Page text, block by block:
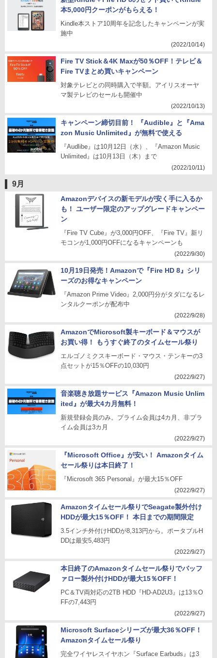
本5,000円クーポンがもらえる！
Kindle本ストア10周年を記念したキャンペーンが実
施中
(2022/10/14)
Fire TV Stick＆4K Maxが50％OFF！テレビ＆
Fire TVまとめ買いキャンペーン
対象テレビとの同時購入で半額。アイリスオーヤ
マ製テレビのセールも開催中
(2022/10/13)
キャンペーン締切目前！ 『Audible』と『Ama
zon Music Unlimited』が無料で使える
『Audlibe』は10月12日（水）、『Amazon Music
Unlimited』は10月13日（木）まで
(2022/10/11)
9月
Amazonデバイスの新モデルが安く手に入るか
も！ ユーザー限定のアップグレードキャンペー
ン
『Fire TV Cube』が3,000円OFF、『Fire TV』新リ
モコンが1,000円OFFになるキャンペーンも
(2022/9/30)
10月19日発売！Amazonで『Fire HD 8』シリ
ーズのお得なキャンペーン
『Amazon Prime Video』2,000円分がタダになるレ
ンタルクーポンが配布中
(2022/9/28)
AmazonでMicrosoft製キーボード＆マウスが
お買い得！ もうすぐ終了のタイムセール祭り
エルゴノミクスキーボード・マウス・テンキーの3
点セットが15％OFFの10,030円
(2022/9/27)
音楽聴き放題サービス『Amazon Music Unlim
ited』が最大4カ月無料！
新規登録会員のみ。プライム会員は4カ月、非プラ
イム会員は3カ月
(2022/9/27)
『Microsoft Office』が安い！ Amazonタイム
セール祭りは本日終了！
『Microsoft 365 Personal』が最大15％OFF
(2022/9/27)
Amazonタイムセール祭りでSeagate製外付け
HDDが最大15％OFF！ 本日までの期間限定
3.5インチ外付けHDDが8,313円から。ポータブルH
DDは最安5,483円
(2022/9/27)
本日終了のAmazonタイムセール祭りでバッフ
ァロー製外付けHDDが最大15％OFF！
PC＆TV両対応の2TB HDD『HD-AD2U3』は13％O
FFの7,443円
(2022/9/27)
Microsoft Surfaceシリーズが最大36％OFF！
Amazonタイムセール祭り
完全ワイヤレスイヤホン『Surface Earbuds』は3